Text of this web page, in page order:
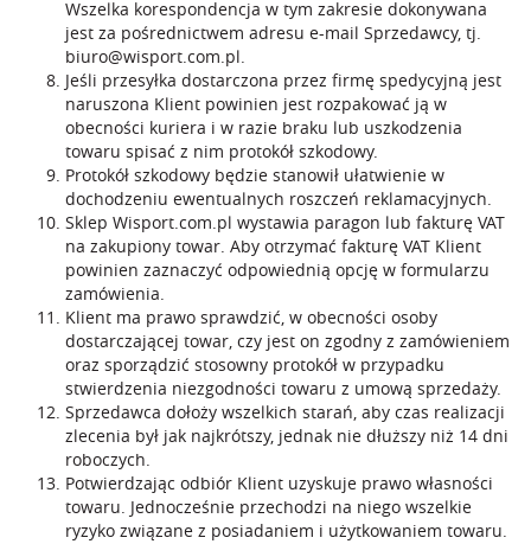
Wszelka korespondencja w tym zakresie dokonywana
jest za pośrednictwem adresu e-mail Sprzedawcy, tj.
biuro@wisport.com.pl.
Jeśli przesyłka dostarczona przez firmę spedycyjną jest
naruszona Klient powinien jest rozpakować ją w
obecności kuriera i w razie braku lub uszkodzenia
towaru spisać z nim protokół szkodowy.
Protokół szkodowy będzie stanowił ułatwienie w
dochodzeniu ewentualnych roszczeń reklamacyjnych.
Sklep Wisport.com.pl wystawia paragon lub fakturę VAT
na zakupiony towar. Aby otrzymać fakturę VAT Klient
powinien zaznaczyć odpowiednią opcję w formularzu
zamówienia.
Klient ma prawo sprawdzić, w obecności osoby
dostarczającej towar, czy jest on zgodny z zamówieniem
oraz sporządzić stosowny protokół w przypadku
stwierdzenia niezgodności towaru z umową sprzedaży.
Sprzedawca dołoży wszelkich starań, aby czas realizacji
zlecenia był jak najkrótszy, jednak nie dłuższy niż 14 dni
roboczych.
Potwierdzając odbiór Klient uzyskuje prawo własności
towaru. Jednocześnie przechodzi na niego wszelkie
ryzyko związane z posiadaniem i użytkowaniem towaru.